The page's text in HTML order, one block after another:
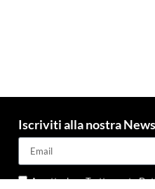
Iscriviti alla nostra
Accettazione Trattamento